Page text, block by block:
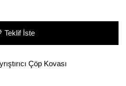
Teklif İste
Çöp Kovası